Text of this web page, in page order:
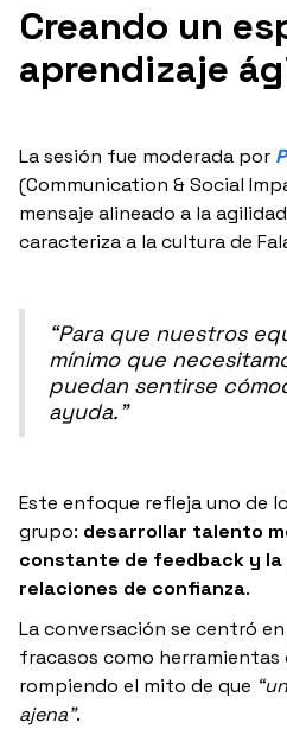
Creando un
aprendizaje
La sesión fue moderada por
(Communication & Social
mensaje alineado a la
caracteriza a la cultura de
“Para que nuestros
mínimo que
puedan sentirse
ayuda.”
Este enfoque refleja uno de
grupo: desarrollar talento
constante de feedback y la
relaciones de confianza.
La conversación se centró
fracasos como herramientas
rompiendo el mito de que
ajena”.